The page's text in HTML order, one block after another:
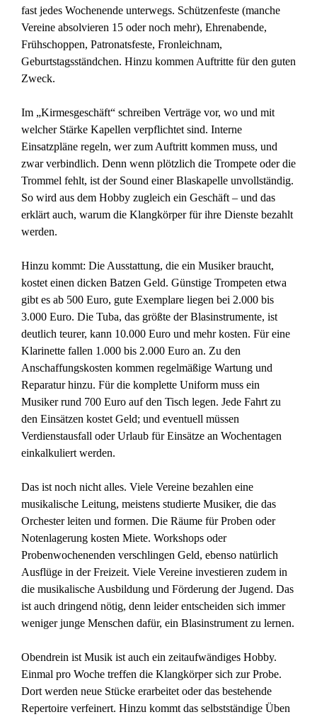
fast jedes Wochenende unterwegs. Schützenfeste (manche
Vereine absolvieren 15 oder noch mehr), Ehrenabende,
Frühschoppen, Patronatsfeste, Fronleichnam,
Geburtstagsständchen. Hinzu kommen Auftritte für den guten
Zweck.
Im „Kirmesgeschäft“ schreiben Verträge vor, wo und mit
welcher Stärke Kapellen verpflichtet sind. Interne
Einsatzpläne regeln, wer zum Auftritt kommen muss, und
zwar verbindlich. Denn wenn plötzlich die Trompete oder die
Trommel fehlt, ist der Sound einer Blaskapelle unvollständig.
So wird aus dem Hobby zugleich ein Geschäft – und das
erklärt auch, warum die Klangkörper für ihre Dienste bezahlt
werden.
Hinzu kommt: Die Ausstattung, die ein Musiker braucht,
kostet einen dicken Batzen Geld. Günstige Trompeten etwa
gibt es ab 500 Euro, gute Exemplare liegen bei 2.000 bis
3.000 Euro. Die Tuba, das größte der Blasinstrumente, ist
deutlich teurer, kann 10.000 Euro und mehr kosten. Für eine
Klarinette fallen 1.000 bis 2.000 Euro an. Zu den
Anschaffungskosten kommen regelmäßige Wartung und
Reparatur hinzu. Für die komplette Uniform muss ein
Musiker rund 700 Euro auf den Tisch legen. Jede Fahrt zu
den Einsätzen kostet Geld; und eventuell müssen
Verdienstausfall oder Urlaub für Einsätze an Wochentagen
einkalkuliert werden.
Das ist noch nicht alles. Viele Vereine bezahlen eine
musikalische Leitung, meistens studierte Musiker, die das
Orchester leiten und formen. Die Räume für Proben oder
Notenlagerung kosten Miete. Workshops oder
Probenwochenenden verschlingen Geld, ebenso natürlich
Ausflüge in der Freizeit. Viele Vereine investieren zudem in
die musikalische Ausbildung und Förderung der Jugend. Das
ist auch dringend nötig, denn leider entscheiden sich immer
weniger junge Menschen dafür, ein Blasinstrument zu lernen.
Obendrein ist Musik ist auch ein zeitaufwändiges Hobby.
Einmal pro Woche treffen die Klangkörper sich zur Probe.
Dort werden neue Stücke erarbeitet oder das bestehende
Repertoire verfeinert. Hinzu kommt das selbstständige Üben